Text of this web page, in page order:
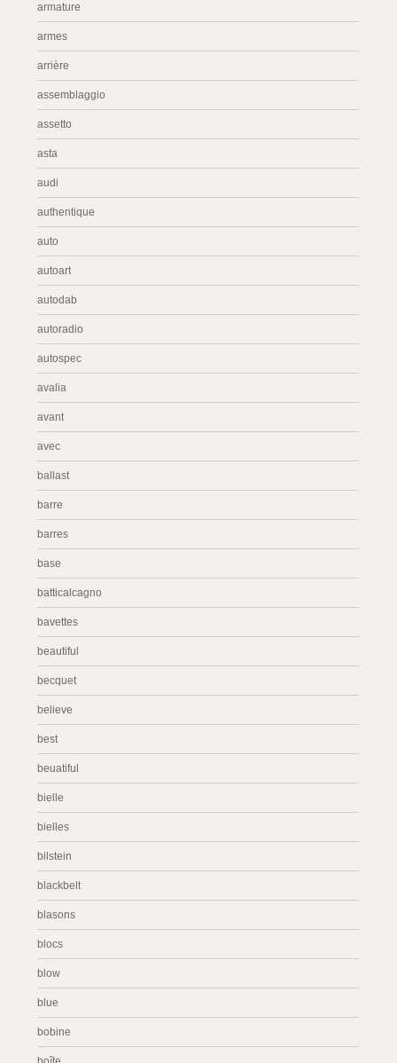
armature
armes
arrière
assemblaggio
assetto
asta
audi
authentique
auto
autoart
autodab
autoradio
autospec
avalia
avant
avec
ballast
barre
barres
base
batticalcagno
bavettes
beautiful
becquet
believe
best
beuatiful
bielle
bielles
bilstein
blackbelt
blasons
blocs
blow
blue
bobine